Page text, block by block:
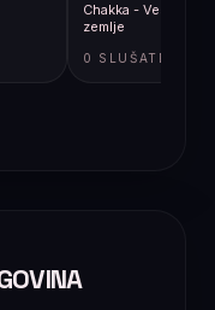
Chakka - Vesti iz
zemlje
0 SLUŠATELJA